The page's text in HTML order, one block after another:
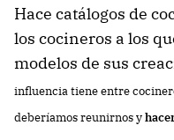
Hace catálogos de
los cocineros a los
modelos de sus
influencia tiene entre
deberíamos reunirnos y